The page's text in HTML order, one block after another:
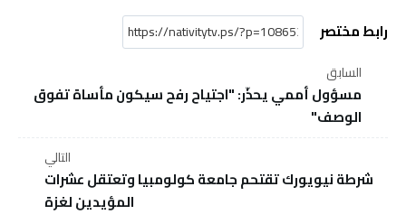
رابط مختصر
السابق
مسؤول أممي يحذّر: "اجتياح رفح سيكون مأساة تفوق
الوصف"
التالي
شرطة نيويورك تقتحم جامعة كولومبيا وتعتقل عشرات
المؤيدين لغزة